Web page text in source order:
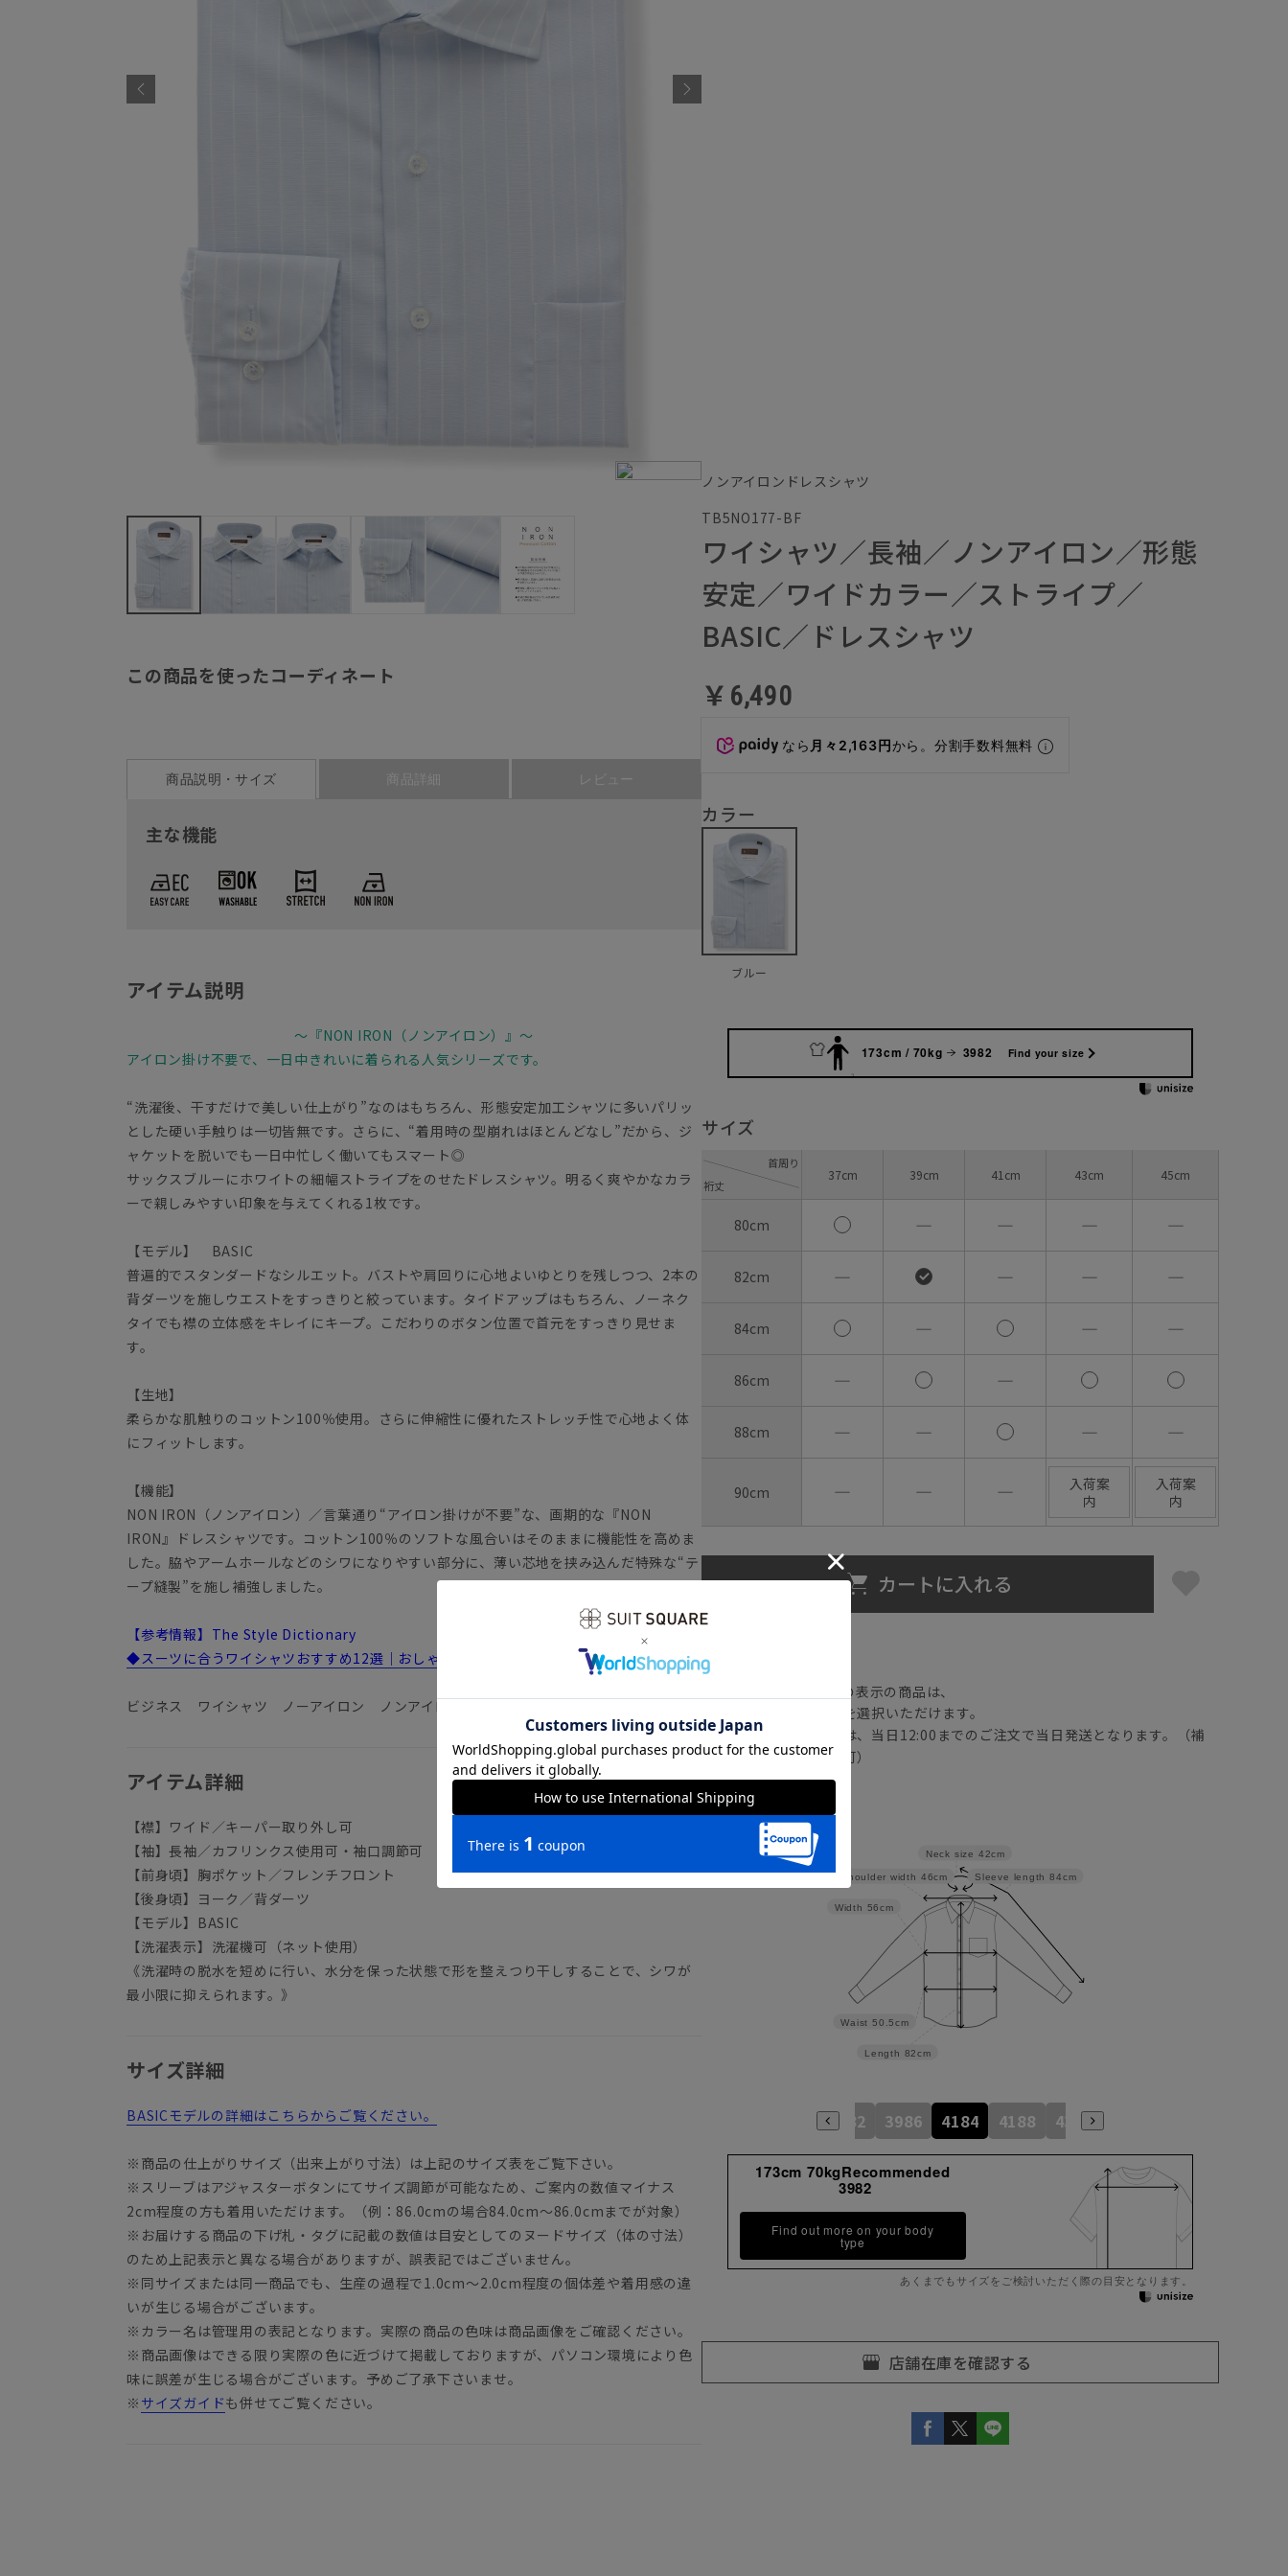
この商品を使ったコーディネート
商品説明・サイズ 商品詳細 レビュー
主な機能
アイテム説明
～『NON IRON（ノンアイロン）』～
アイロン掛け不要で、一日中きれいに着られる人気シリーズです。
“洗濯後、干すだけで美しい仕上がり”なのはもちろん、形態安定加工シャツに多いパリッ
とした硬い手触りは一切皆無です。さらに、“着用時の型崩れはほとんどなし”だから、ジ
ャケットを脱いでも一日中忙しく働いてもスマート◎
サックスブルーにホワイトの細幅ストライプをのせたドレスシャツ。明るく爽やかなカラ
ーで親しみやすい印象を与えてくれる1枚です。
【モデル】 BASIC
普遍的でスタンダードなシルエット。バストや肩回りに心地よいゆとりを残しつつ、2本の
背ダーツを施しウエストをすっきりと絞っています。タイドアップはもちろん、ノーネク
タイでも襟の立体感をキレイにキープ。こだわりのボタン位置で首元をすっきり見せま
す。
【生地】
柔らかな肌触りのコットン100％使用。さらに伸縮性に優れたストレッチ性で心地よく体
にフィットします。
【機能】
NON IRON（ノンアイロン）／言葉通り“アイロン掛けが不要”な、画期的な『NON
IRON』ドレスシャツです。コットン100％のソフトな風合いはそのままに機能性を高めま
した。脇やアームホールなどのシワになりやすい部分に、薄い芯地を挟み込んだ特殊な“テ
ープ縫製”を施し補強しました。
【参考情報】The Style Dictionary
◆スーツに合うワイシャツおすすめ12選｜おしゃれ＆失敗しないシャツの選び方
ビジネス ワイシャツ ノーアイロン ノンアイロン イージーケア 形態安定
アイテム詳細
【襟】ワイド／キーパー取り外し可
【袖】長袖／カフリンクス使用可・袖口調節可
【前身頃】胸ポケット／フレンチフロント
【後身頃】ヨーク／背ダーツ
【モデル】BASIC
【洗濯表示】洗濯機可（ネット使用）
《洗濯時の脱水を短めに行い、水分を保った状態で形を整えつり干しすることで、シワが
最小限に抑えられます。》
サイズ詳細
BASICモデルの詳細はこちらからご覧ください。
※商品の仕上がりサイズ（出来上がり寸法）は上記のサイズ表をご覧下さい。
※スリーブはアジャスターボタンにてサイズ調節が可能なため、ご案内の数値マイナス
2cm程度の方も着用いただけます。（例：86.0cmの場合84.0cm～86.0cmまでが対象）
※お届けする商品の下げ札・タグに記載の数値は目安としてのヌードサイズ（体の寸法）
のため上記表示と異なる場合がありますが、誤表記ではございません。
※同サイズまたは同一商品でも、生産の過程で1.0cm～2.0cm程度の個体差や着用感の違
いが生じる場合がございます。
※カラー名は管理用の表記となります。実際の商品の色味は商品画像をご確認ください。
※商品画像はできる限り実際の色に近づけて掲載しておりますが、パソコン環境により色
味に誤差が生じる場合がございます。予めご了承下さいませ。
※ サイズガイドも併せてご覧ください。
ノンアイロンドレスシャツ
TB5NO177-BF
ワイシャツ／長袖／ノンアイロン／形態
安定／ワイドカラー／ストライプ／
BASIC／ドレスシャツ
￥6,490
なら 月々2,163円から。分割手数料無料
カラー
ブルー
173cm / 70kg 3982 Find your size
サイズ
裄丈
首周り
37cm 39cm 41cm 43cm 45cm
80cm ― ― ― ―
82cm ― ― ― ―
84cm ― ― ―
86cm ― ―
88cm ― ― ― ―
90cm ― ― ―
入荷案
内
入荷案
内
カートに入れる
の表示の商品は、
注文画面でお急ぎ発送を選択いただけます。
さらにメルマガ会員様は、当日12:00までのご注文で当日発送となります。（補
正商品の場合は対応不可）
詳しくはこちら
Sleeve length 84cm
Neck size 42cm
Length 82cm
Waist 50.5cm
Width 56cm
Shoulder width 46cm
3982 3986 4184 4188 4386
173cm 70kgRecommended
3982
Find out more on your body
type
あくまでもサイズをご検討いただく際の目安となります。